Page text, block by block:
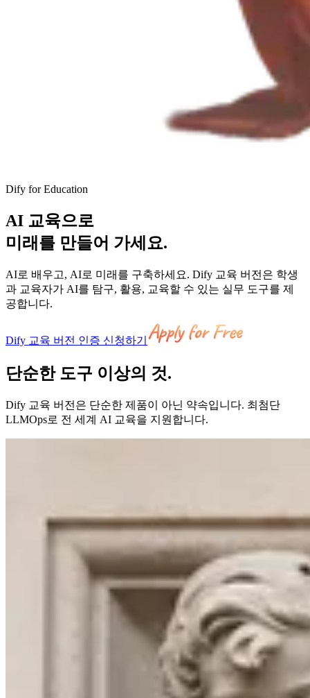
Dify for Education
AI 교육으로
미래를 만들어 가세요.
AI로 배우고, AI로 미래를 구축하세요. Dify 교육 버전은 학생
과 교육자가 AI를 탐구, 활용, 교육할 수 있는 실무 도구를 제
공합니다.
Dify 교육 버전 인증 신청하기
단순한 도구 이상의 것.
Dify 교육 버전은 단순한 제품이 아닌 약속입니다. 최첨단
LLMOps로 전 세계 AI 교육을 지원합니다.